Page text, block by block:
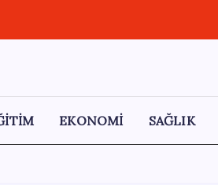
EKONOMİ SAĞLIK